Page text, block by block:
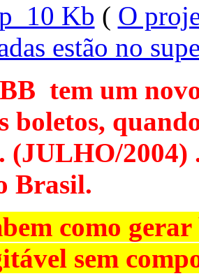
10 Kb ( O
estão no
tem um
boletos,
(JULHO/2004)
Brasil.
como
sem